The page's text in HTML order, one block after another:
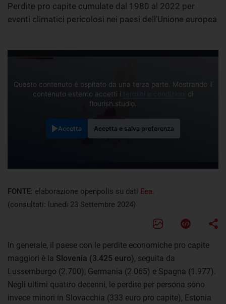
Perdite pro capite cumulate dal 1980 al 2022 per
eventi climatici pericolosi nei paesi dell’Unione europea
Questo contenuto è ospitato da una terza parte. Mostrando il
contenuto esterno accetti i termini e condizioni di
flourish.studio.
Accetta Accetta e salva preferenza
FONTE: elaborazione openpolis su dati Eea.
(consultati: lunedì 23 Settembre 2024)
In generale, il paese con le perdite economiche pro capite
maggiori è la Slovenia (3.425 euro), seguita da
Lussemburgo (2.700), Germania (2.065) e Spagna (1.977).
Negli ultimi quattro decenni, le perdite per persona sono
invece minori in Slovacchia (333 euro pro capite), Estonia